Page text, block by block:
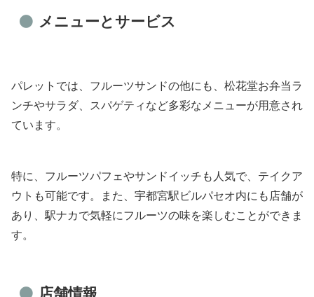
メニューとサービス
パレットでは、フルーツサンドの他にも、松花堂お弁当ラ
ンチやサラダ、スパゲティなど多彩なメニューが用意され
ています。
特に、フルーツパフェやサンドイッチも人気で、テイクア
ウトも可能です。また、宇都宮駅ビルパセオ内にも店舗が
あり、駅ナカで気軽にフルーツの味を楽しむことができま
す。
店舗情報